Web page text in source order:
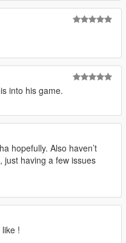
into his game.
hopefully. Also haven’t
just having a few issues
!